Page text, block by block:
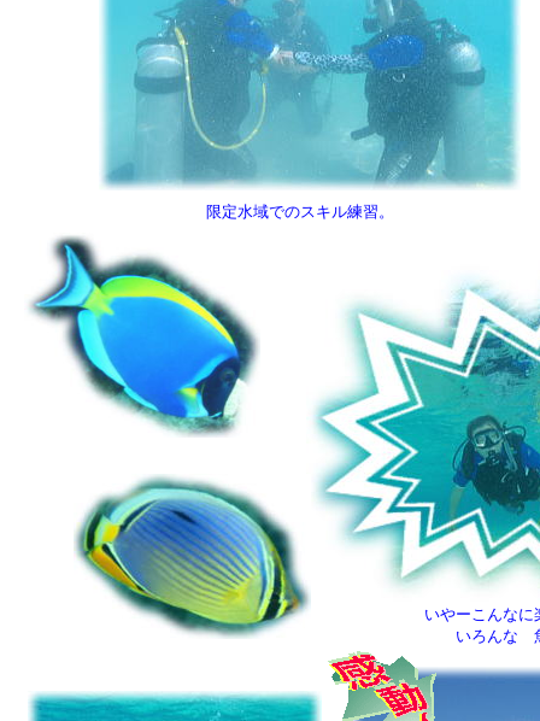
いやーこんなに
いろんな
限定水域でのスキル練習。